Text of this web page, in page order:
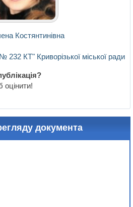
Костянтинівна
КТ" Криворізької міської ради
оцінити!
документа